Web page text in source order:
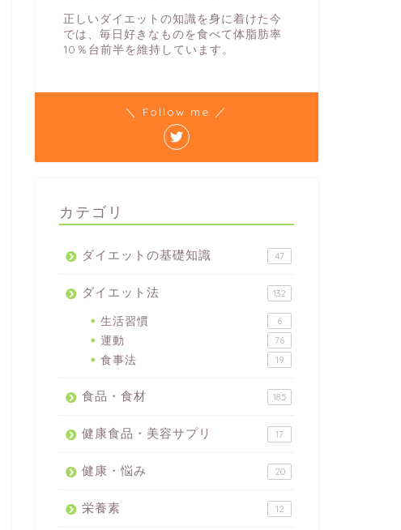
正しいダイエットの知識を身に着けた今
では、毎日好きなものを食べて体脂肪率
10％台前半を維持しています。
＼ Follow me ／
カテゴリ
ダイエットの基礎知識 47
ダイエット法 132
生活習慣 6
運動 76
食事法 19
食品・食材 185
健康食品・美容サプリ 17
健康・悩み 20
栄養素 12